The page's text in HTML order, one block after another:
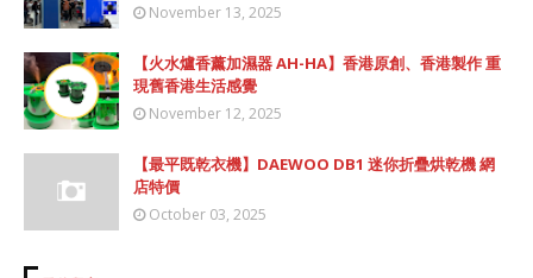
November 13, 2025
【火水爐香薰加濕器 AH-HA】香港原創、香港製作 重
現舊香港生活感覺
November 12, 2025
【最平既乾衣機】DAEWOO DB1 迷你折疊烘乾機 網
店特價
October 03, 2025